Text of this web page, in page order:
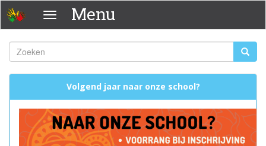
Overslaan
en
naar
de
inhoud
gaan
Menu Menu
Zoekveld
Zoeken
Volgend jaar naar onze school?